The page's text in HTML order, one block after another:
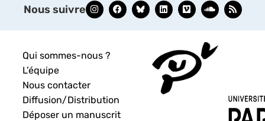
Nous suivre
Qui sommes-nous ?
L’équipe
Nous contacter
Diffusion/Distribution
Déposer un manuscrit